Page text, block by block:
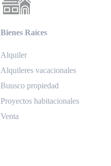
Bienes Raíces
Alquiler
Alquileres vacacionales
Buusco propiedad
Proyectos habitacionales
Venta